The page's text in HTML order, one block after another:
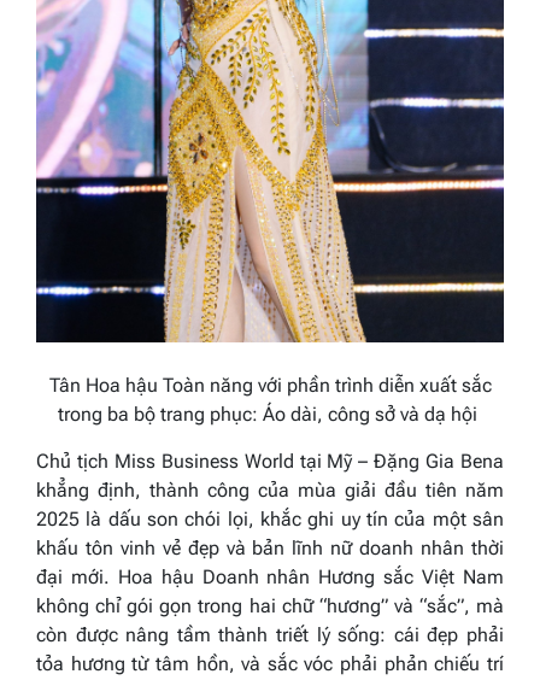
Tân Hoa hậu Toàn năng với phần trình diễn xuất sắc
trong ba bộ trang phục: Áo dài, công sở và dạ hội
Chủ tịch Miss Business World tại Mỹ – Đặng Gia Bena
khẳng định, thành công của mùa giải đầu tiên năm
2025 là dấu son chói lọi, khắc ghi uy tín của một sân
khấu tôn vinh vẻ đẹp và bản lĩnh nữ doanh nhân thời
đại mới. Hoa hậu Doanh nhân Hương sắc Việt Nam
không chỉ gói gọn trong hai chữ “hương” và “sắc”, mà
còn được nâng tầm thành triết lý sống: cái đẹp phải
tỏa hương từ tâm hồn, và sắc vóc phải phản chiếu trí